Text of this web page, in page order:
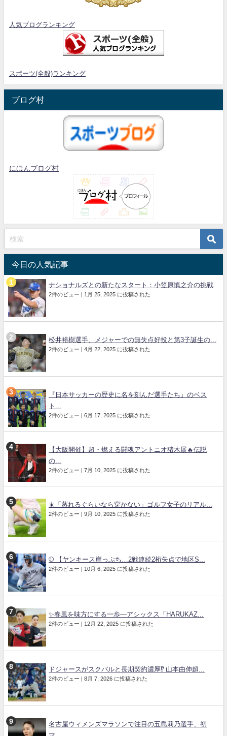
人気ブログランキング
スポーツ(全般)ランキング
ブログ村
にほんブログ村
今日の人気記事
ナショナルズとの新たなスタート：小笠原慎之介の挑戦
2件のビュー 1月 25, 2025 に投稿された
松井裕樹選手、メジャーでの無失点好投と第3子誕生の...
2件のビュー 4月 22, 2025 に投稿された
『日本サッカーの歴史に名を刻んだ選手たち』のベス
ト...
2件のビュー 6月 17, 2025 に投稿された
【大阪開催】超・燃える闘魂アントニオ猪木展🔥伝説
の...
2件のビュー 7月 10, 2025 に投稿された
☀️「蒸れるぐらいなら穿かない」ゴルフ女子のリアル...
2件のビュー 9月 10, 2025 に投稿された
⚾ 【ヤンキース崖っぷち…2戦連続2桁失点で地区S...
2件のビュー 10月 6, 2025 に投稿された
✨春風を味方にする一歩—アシックス「HARUKAZ...
2件のビュー 12月 22, 2025 に投稿された
ドジャースがスクバルと長期契約濃厚⁉︎ 山本由伸超...
2件のビュー 8月 7, 2026 に投稿された
名古屋ウィメンズマラソンで注目の五島莉乃選手、初